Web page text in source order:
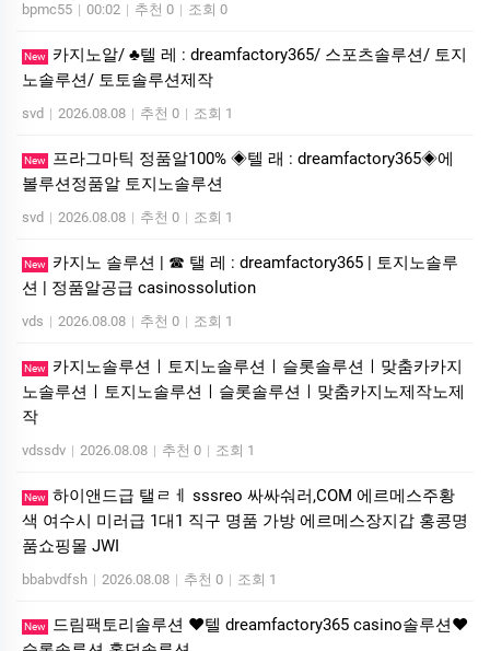
bpmc55 | 00:02 | 추천 0 | 조회 0
New
카지노알/ ♣텔 레 : dreamfactory365/ 스포츠솔루션/ 토지
노솔루션/ 토토솔루션제작
svd | 2026.08.08 | 추천 0 | 조회 1
New
프라그마틱 정품알100% ◈텔 래 : dreamfactory365◈에
볼루션정품알 토지노솔루션
svd | 2026.08.08 | 추천 0 | 조회 1
New
카지노 솔루션 | ☎ 탤 레 : dreamfactory365 | 토지노솔루
션 | 정품알공급 casinossolution
vds | 2026.08.08 | 추천 0 | 조회 1
New
카지노솔루션ㅣ토지노솔루션ㅣ슬롯솔루션ㅣ맞춤카카지
노솔루션ㅣ토지노솔루션ㅣ슬롯솔루션ㅣ맞춤카지노제작노제
작
vdssdv | 2026.08.08 | 추천 0 | 조회 1
New 하이앤드급 탤ㄹㅔ sssreo 싸싸숴러,COM 에르메스주황
색 여수시 미러급 1대1 직구 명품 가방 에르메스장지갑 홍콩명
품쇼핑몰 JWI
bbabvdfsh | 2026.08.08 | 추천 0 | 조회 1
New
드림팩토리솔루션 ❤️텔 dreamfactory365 casino솔루션❤️